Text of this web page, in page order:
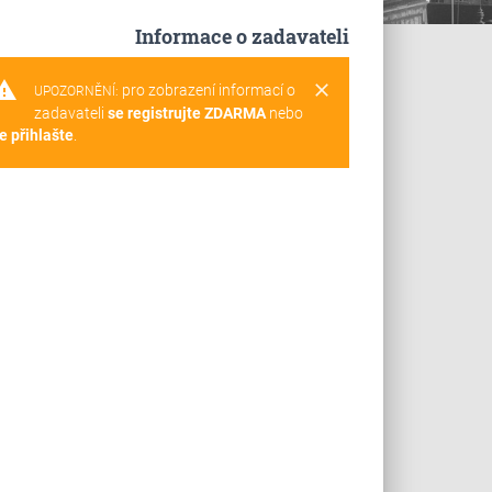
Informace o zadavateli
clear
UPOZORNĚNÍ: pro zobrazení informací o
zadavateli se registrujte ZDARMAnebo
přihlašte.